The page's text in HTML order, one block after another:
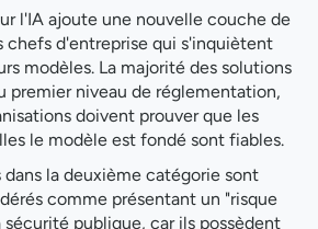
l'IA ajoute une nouvelle couche de
chefs d'entreprise qui s'inquiètent
modèles. La majorité des solutions
premier niveau de réglementation,
doivent prouver que les
le modèle est fondé sont fiables.
dans la deuxième catégorie sont
comme présentant un "risque
publique, car ils possèdent